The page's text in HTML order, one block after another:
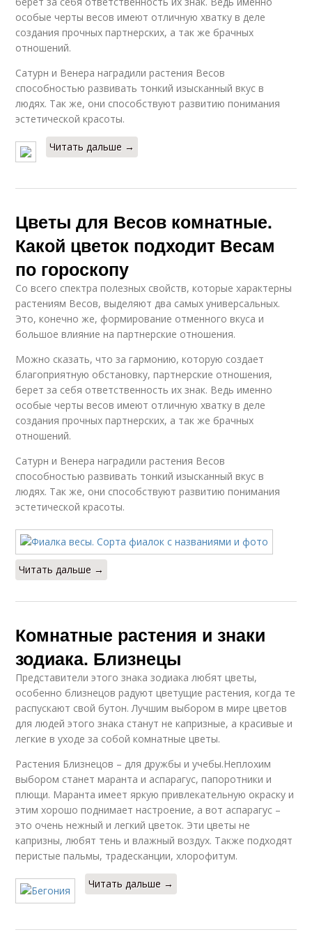
особые черты весов имеют отличную хватку в деле
создания прочных партнерских, а так же брачных
отношений.
Сатурн и Венера наградили растения Весов
способностью развивать тонкий изысканный вкус в
людях. Так же, они способствуют развитию понимания
эстетической красоты.
Читать дальше →
Цветы для Весов комнатные.
Какой цветок подходит Весам
по гороскопу
Со всего спектра полезных свойств, которые характерны
растениям Весов, выделяют два самых универсальных.
Это, конечно же, формирование отменного вкуса и
большое влияние на партнерские отношения.
Можно сказать, что за гармонию, которую создает
благоприятную обстановку, партнерские отношения,
берет за себя ответственность их знак. Ведь именно
особые черты весов имеют отличную хватку в деле
создания прочных партнерских, а так же брачных
отношений.
Сатурн и Венера наградили растения Весов
способностью развивать тонкий изысканный вкус в
людях. Так же, они способствуют развитию понимания
эстетической красоты.
Читать дальше →
Комнатные растения и знаки
зодиака. Близнецы
Представители этого знака зодиака любят цветы,
особенно близнецов радуют цветущие растения, когда те
распускают свой бутон. Лучшим выбором в мире цветов
для людей этого знака станут не капризные, а красивые и
легкие в уходе за собой комнатные цветы.
Растения Близнецов – для дружбы и учебы.Неплохим
выбором станет маранта и аспарагус, папоротники и
плющи. Маранта имеет яркую привлекательную окраску и
этим хорошо поднимает настроение, а вот аспарагус –
это очень нежный и легкий цветок. Эти цветы не
капризны, любят тень и влажный воздух. Также подходят
перистые пальмы, традесканции, хлорофитум.
Читать дальше →